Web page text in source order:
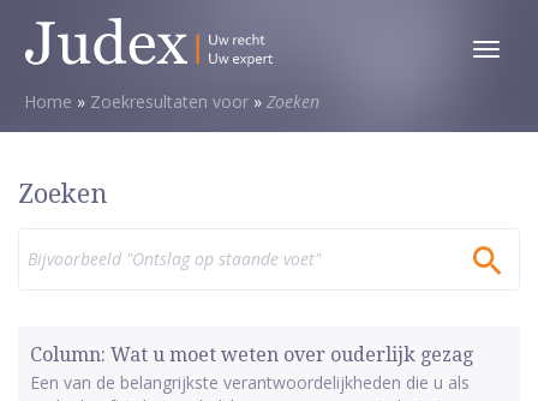
Toggle
Home » Zoekresultaten voor » Zoeken
Zoeken
naar:
Column: Wat u moet weten over ouderlijk gezag
Een van de belangrijkste verantwoordelijkheden die u als